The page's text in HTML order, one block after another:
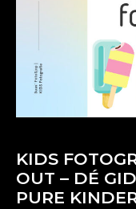
KIDS
OUT – DÉ
PURE